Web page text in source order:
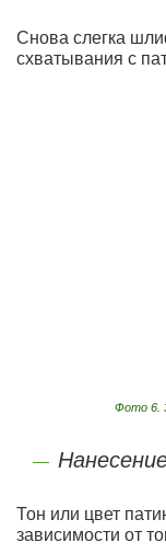
Снова слегка
схватывания с
Фото 6.
Тон или цвет
зависимости от